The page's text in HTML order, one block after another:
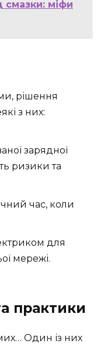
смазки: міфи
рішення
з них:
зарядної
ризики та
час, коли
для
мережі.
практики
Один із них